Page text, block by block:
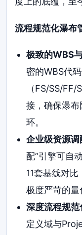
流程规范化瀑布
极致的WBS
密的WBS代
（FS/SS/
接，确保瀑
环。
企业级资源调
配”引擎可自
11套基线对
极度严苛的量
深度流程规范
定义域与